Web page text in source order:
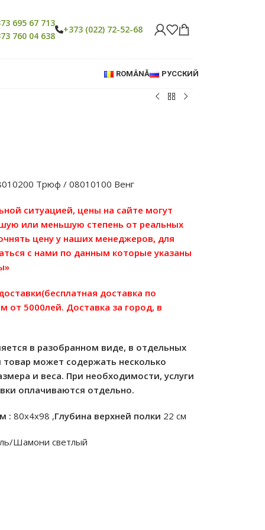
695 67 713
760 04 638
+373 (022) 72-52-68
ROMÂNĂ РУССКИЙ
Трюф / 08010100 Венг
ситуацией, цены на сайте могут
или меньшую степень от реальных
цену у наших менеджеров, для
с нами по данным которые указаны
доставка по
от 5000лей. Доставка за город, в
в разобранном виде, в отдельных
товар может содержать несколько
и веса. При необходимости, услуги
оплачиваются отдельно.
: 80х4х98 ,Глубина верхней полки 22 см
Шамони светлый